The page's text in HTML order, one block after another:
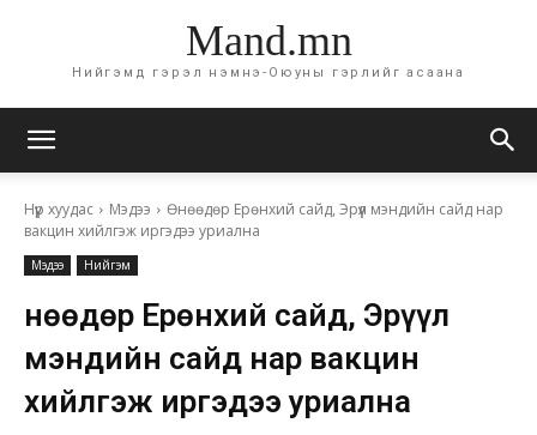
Mand.mn
Нийгэмд гэрэл нэмнэ-Оюуны гэрлийг асаана
Нүүр хуудас Мэдээ
Өнөөдөр Ерөнхий сайд, Эрүүл мэндийн сайд нар
вакцин хийлгэж иргэдээ уриална
Мэдээ Нийгэм
Өнөөдөр Ерөнхий сайд, Эрүүл
мэндийн сайд нар вакцин
хийлгэж иргэдээ уриална